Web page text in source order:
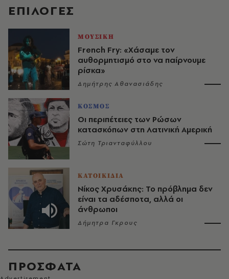
EΠΙΛΟΓΈΣ
ΜΟΥΣΙΚΗ
French Fry: «Χάσαμε τον
αυθορμητισμό στο να παίρνουμε
ρίσκα»
Δημήτρης Αθανασιάδης
ΚΟΣΜΟΣ
Οι περιπέτειες των Ρώσων
κατασκόπων στη Λατινική Αμερική
Σώτη Τριανταφύλλου
ΚΑΤΟΙΚΙΔΙΑ
Νίκος Χρυσάκης: Το πρόβλημα δεν
είναι τα αδέσποτα, αλλά οι
άνθρωποι
Δήμητρα Γκρους
ΠΡΟΣΦΑΤΑ